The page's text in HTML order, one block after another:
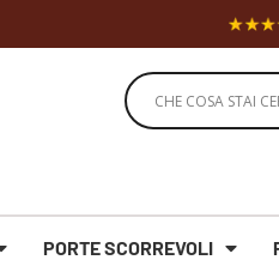
PORTE SCORREVOLI